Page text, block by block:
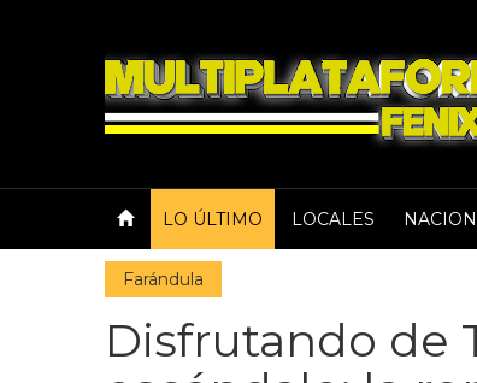
LO ÚLTIMO LOCALES
Farándula
Disfrutando de